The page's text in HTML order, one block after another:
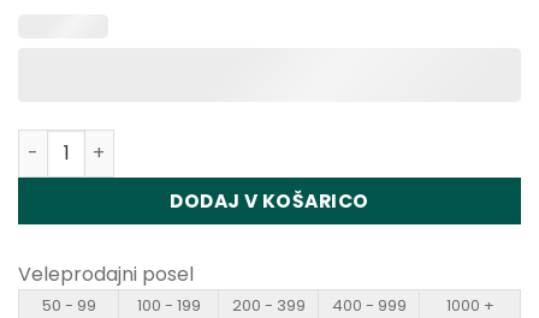
Količina Vapsolo Mars 50000 Puffs Disposable Vape
DODAJ V KOŠARICO
Veleprodajni posel
50 - 99 100 - 199 200 - 399 400 - 999
1000 +